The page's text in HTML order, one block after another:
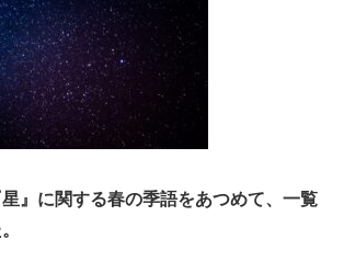
』に関する春の季語をあつめて、一覧